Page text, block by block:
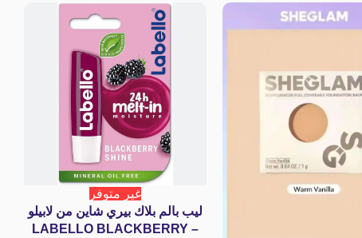
غير متوفر
ليب بالم بلاك بيري شاين من لابيلو
– LABELLO BLACKBERRY